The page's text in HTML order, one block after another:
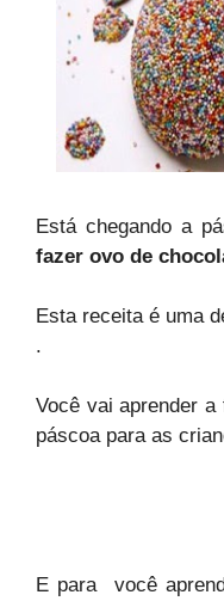
Está chegando a
fazer ovo de
Esta receita é uma
.
Você vai aprender
páscoa para as
E para você